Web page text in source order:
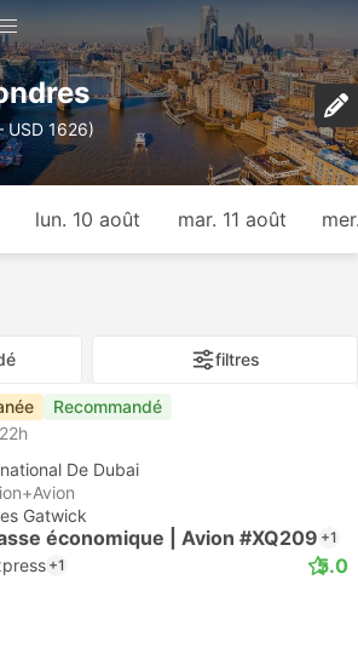
USD 1626)
lun. 10 août mar. 11 août
filtres
Recommandé
22h
De Dubai
Gatwick
économique | Avion #XQ209 +1
+1 5.0